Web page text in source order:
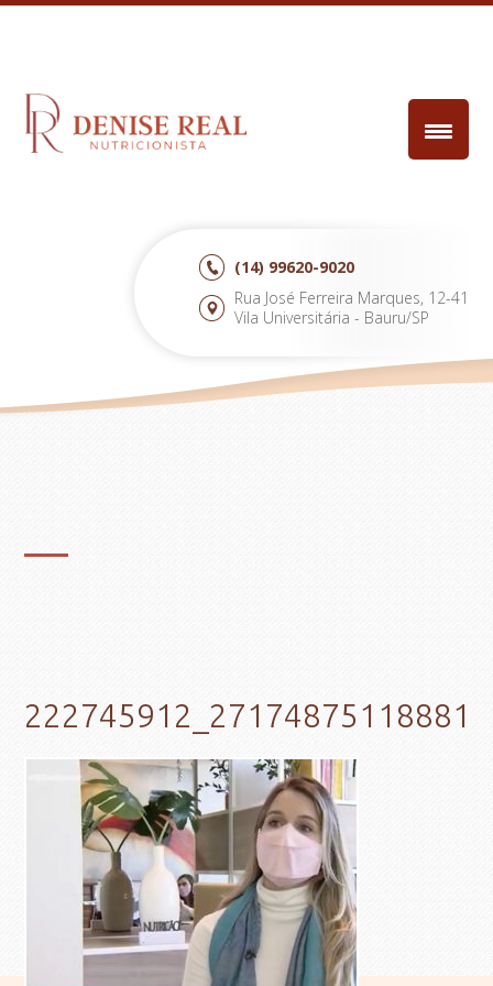
(14) 99620-9020
Rua José Ferreira Marques, 12-41
Vila Universitária - Bauru/SP